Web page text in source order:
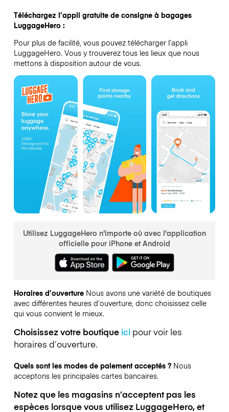
Téléchargez l’appli gratuite de consigne à bagages
LuggageHero :
Pour plus de facilité, vous pouvez télécharger l’appli
LuggageHero. Vous y trouverez tous les lieux que nous
mettons à disposition autour de vous.
Utilisez LuggageHero n'importe où avec l'application
officielle pour iPhone et Android
Horaires d’ouverture Nous avons une variété de boutiques
avec différentes heures d’ouverture, donc choisissez celle
qui vous convient le mieux.
Choisissez votre boutique icipour voir les
horaires d’ouverture.
Quels sont les modes de paiement acceptés ? Nous
acceptons les principales cartes bancaires.
Notez que les magasins n’acceptent pas les
espèces lorsque vous utilisez LuggageHero, et